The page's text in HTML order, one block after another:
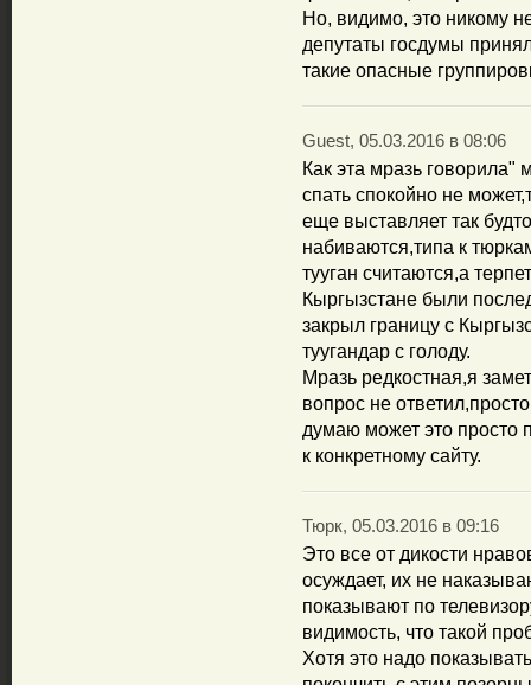
Но, видимо, это никому
депутаты госдумы
такие опасные
Guest, 05.03.2016 в 08:06
Как эта мразь
спать спокойно не
еще выставляет так
набиваются,типа к
тууган считаются,а
Кыргызстане были
закрыл границу с
туугандар с голоду.
Мразь редкостная,я
вопрос не
думаю может это просто
к конкретному сайту.
Тюрк, 05.03.2016 в 09:16
Это все от дикости
осуждает, их не
показывают по
видимость, что такой
Хотя это надо